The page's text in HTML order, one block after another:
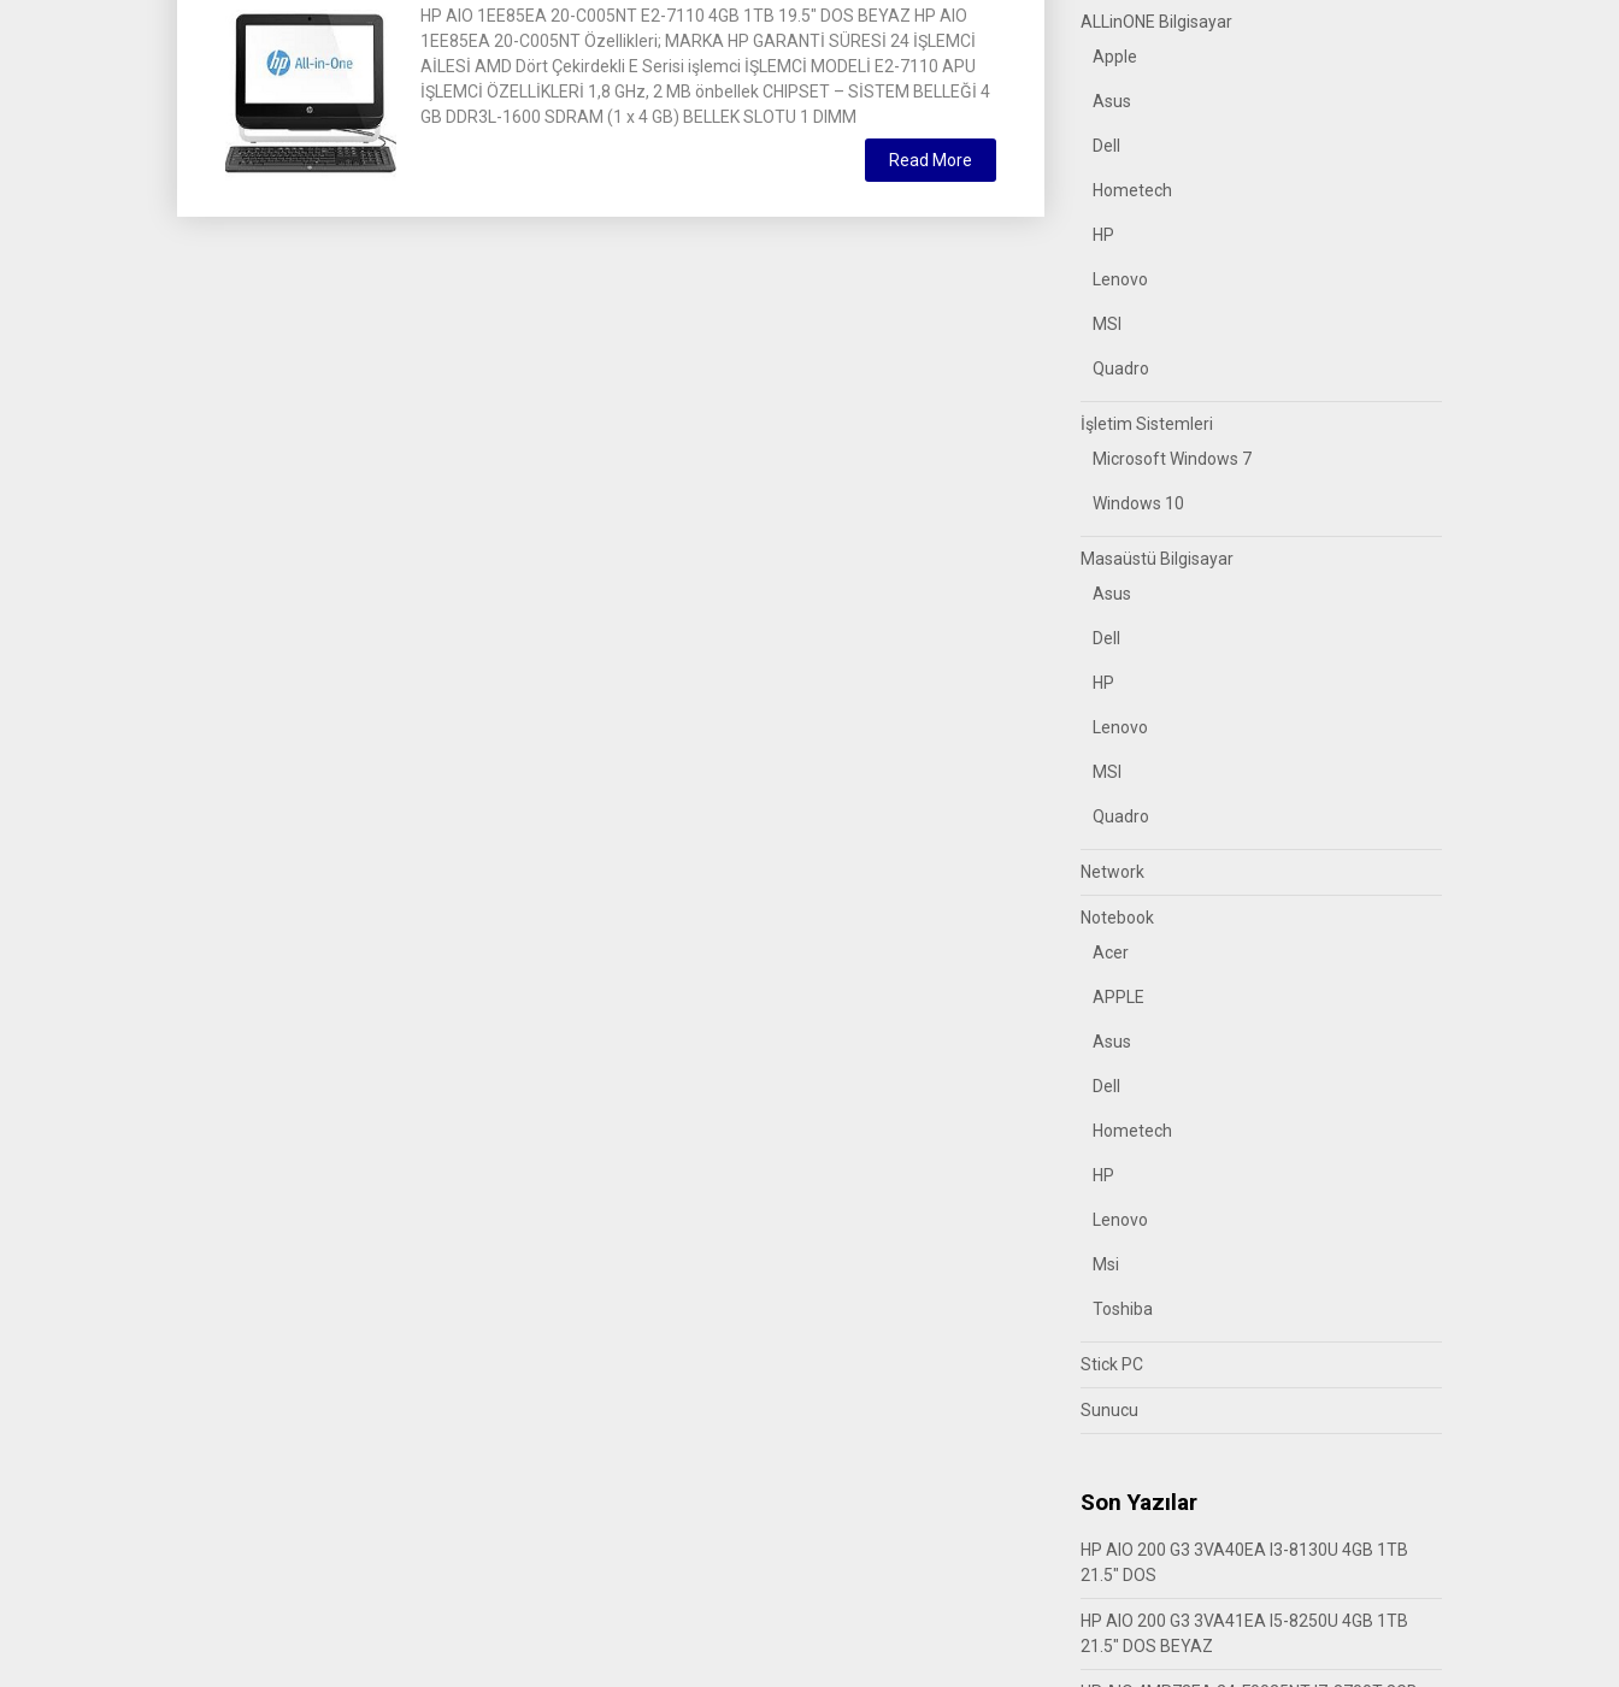
HP AIO 1EE85EA 20-C005NT E2-7110 4GB 1TB 19.5″ DOS BEYAZ HP AIO
1EE85EA 20-C005NT Özellikleri; MARKA HP GARANTİ SÜRESİ 24 İŞLEMCİ
AİLESİ AMD Dört Çekirdekli E Serisi işlemci İŞLEMCİ MODELİ E2-7110 APU
İŞLEMCİ ÖZELLİKLERİ 1,8 GHz, 2 MB önbellek CHIPSET – SİSTEM BELLEĞİ 4
GB DDR3L-1600 SDRAM (1 x 4 GB) BELLEK SLOTU 1 DIMM
Read More
ALLinONE Bilgisayar
Apple
Asus
Dell
Hometech
HP
Lenovo
MSI
Quadro
İşletim Sistemleri
Microsoft Windows 7
Windows 10
Masaüstü Bilgisayar
Asus
Dell
HP
Lenovo
MSI
Quadro
Network
Notebook
Acer
APPLE
Asus
Dell
Hometech
HP
Lenovo
Msi
Toshiba
Stick PC
Sunucu
Son Yazılar
HP AIO 200 G3 3VA40EA I3-8130U 4GB 1TB
21.5″ DOS
HP AIO 200 G3 3VA41EA I5-8250U 4GB 1TB
21.5″ DOS BEYAZ